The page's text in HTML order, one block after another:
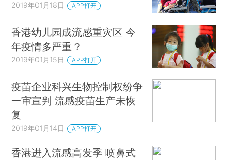
2019年01月18日 APP打开
香港幼儿园成流感重灾区 今
年疫情多严重？
2019年01月15日 APP打开
疫苗企业科兴生物控制权纷争
一审宣判 流感疫苗生产未恢
复
2019年01月14日 APP打开
香港进入流感高发季 喷鼻式